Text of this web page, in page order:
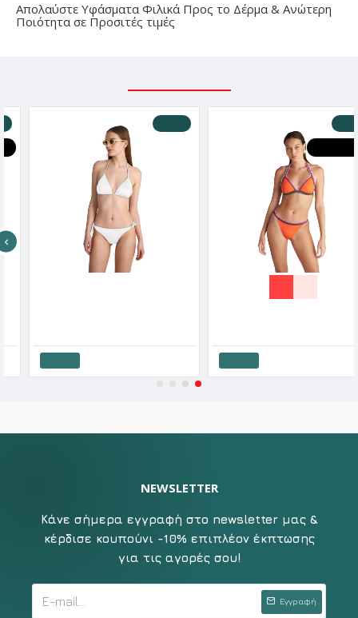
Απολαύστε Υφάσματα Φιλικά Προς το Δέρμα & Ανώτερη
Ποιότητα σε Προσιτές τιμές
-20 %
HOT DEALS
-20 %
NEWSLETTER
Κάνε σήμερα εγγραφή στο newsletter μας &
κέρδισε κουπούνι -10% επιπλέον έκπτωσης
για τις αγορές σου!
Εγγραφή